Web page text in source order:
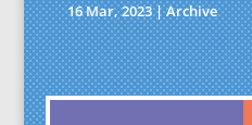
16 Mar, 2023|Archive